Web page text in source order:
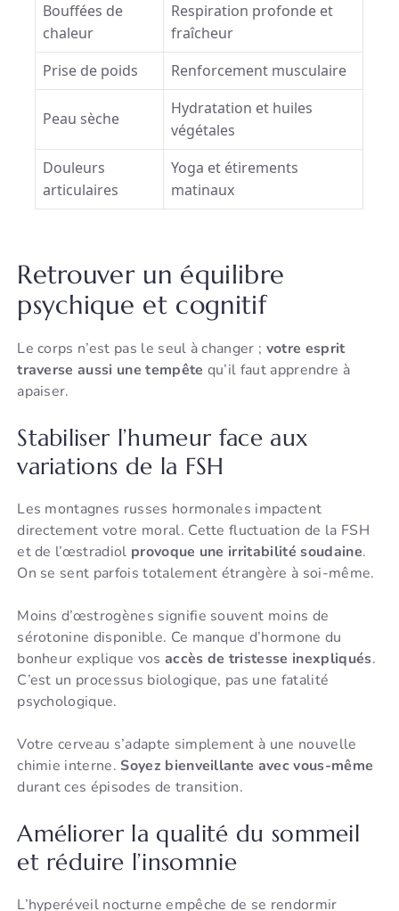
Bouffées de
chaleur
Respiration profonde et
fraîcheur
Prise de poids
Renforcement musculaire
Peau sèche
Hydratation et huiles
végétales
Douleurs
articulaires
Yoga et étirements
matinaux
Retrouver un équilibre
psychique et cognitif
Le corps n’est pas le seul à changer ; votre esprit
traverse aussi une tempête qu’il faut apprendre à
apaiser.
Stabiliser l’humeur face aux
variations de la FSH
Les montagnes russes hormonales impactent
directement votre moral. Cette fluctuation de la FSH
et de l’œstradiol provoque une irritabilité soudaine.
On se sent parfois totalement étrangère à soi-même.
Moins d’œstrogènes signifie souvent moins de
sérotonine disponible. Ce manque d’hormone du
bonheur explique vos accès de tristesse inexpliqués.
C’est un processus biologique, pas une fatalité
psychologique.
Votre cerveau s’adapte simplement à une nouvelle
chimie interne. Soyez bienveillante avec vous-même
durant ces épisodes de transition.
Améliorer la qualité du sommeil
et réduire l’insomnie
L’hyperéveil nocturne empêche de se rendormir